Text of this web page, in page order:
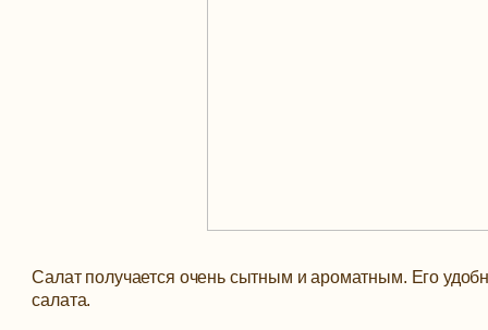
Салат получается очень сытным и ароматным. Его
салата.